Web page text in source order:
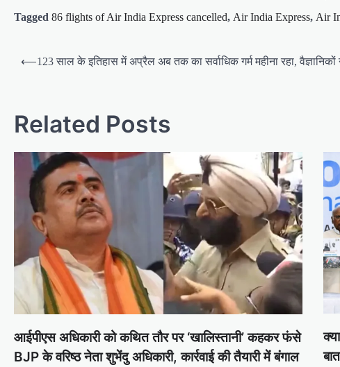
Tagged 86 flights of Air India Express cancelled, Air India Express, Air
Post
⟵123 साल के इतिहास में अप्रैल अब तक का सर्वाधिक गर्म महीना रहा,
Related Posts
आईपीएस अधिकारी को कथित तौर पर ‘खालिस्तानी’ कहकर फंसे
BJP के वरिष्ठ नेता शुभेंदु अधिकारी, कार्रवाई की तैयारी में बंगाल